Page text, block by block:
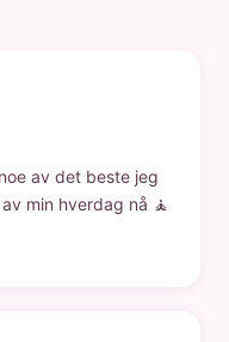
av det beste jeg
min hverdag nå 🧘